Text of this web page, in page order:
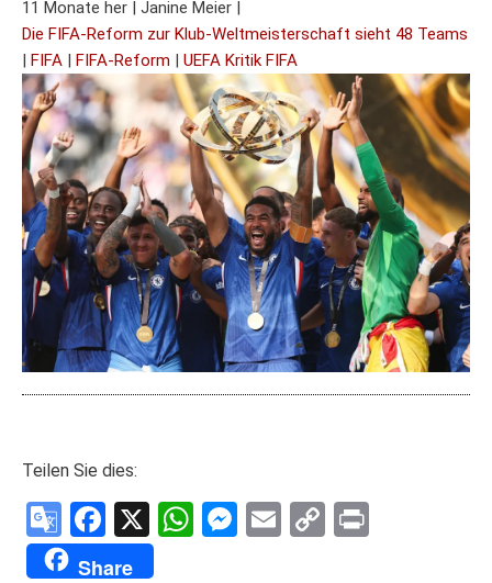
11 Monate her | Janine Meier |
Die FIFA-Reform zur Klub-Weltmeisterschaft sieht 48 Teams
| FIFA | FIFA-Reform | UEFA Kritik FIFA
Teilen Sie dies:
Google
Translate
Facebook
X WhatsApp
Messenger
Email
Copy
Share